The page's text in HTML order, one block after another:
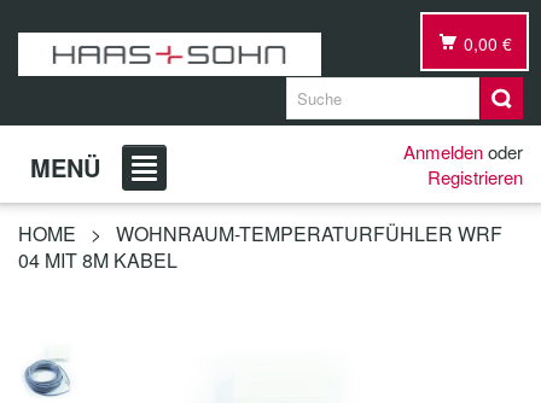
0,00 €
MENÜ Anmeldenoder
Registrieren
HOME >
WOHNRAUM-TEMPERATURFÜHLER WRF
04 MIT 8M KABEL